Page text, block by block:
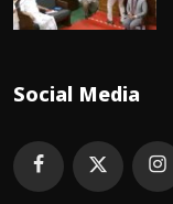
Social Media